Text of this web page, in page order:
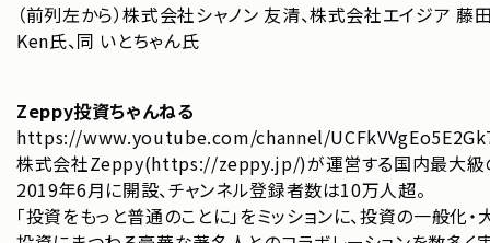
（前列左から）株式会社シャノン 友清、株式会社エイジア
Ken氏、同 いとちゃん氏
Zeppy投資ちゃんねる
https://www.youtube.com/channel/
株式会社Zeppy(https://zeppy.jp/)が運営する国内最大級
2019年6月に開設、チャンネル登録者数は10万人超。
「投資をもっと普通のことに」をミッションに、投資の一般化